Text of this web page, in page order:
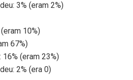
3% (eram 2%)
10%)
67%)
(eram 23%)
2% (era 0)